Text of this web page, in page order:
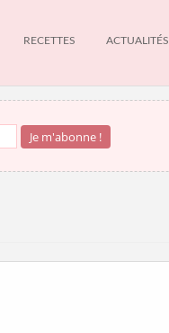
RECETTES ACTUALITÉS
INFOS DU MOMENT